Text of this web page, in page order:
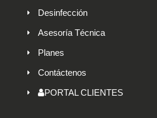
Desinfección
Asesoría Técnica
Planes
Contáctenos
PORTAL CLIENTES